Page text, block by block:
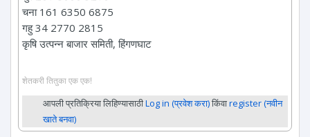
चना 161 6350 6875
गहु 34 2770 2815
कृषि उत्पन्न बाजार समिती, हिंगणघाट
शेतकरी तितुका एक एक!
आपली प्रतिक्रिया लिहिण्यासाठीLog in (प्रवेश करा)किंवाregister (नवीन
खाते बनवा)